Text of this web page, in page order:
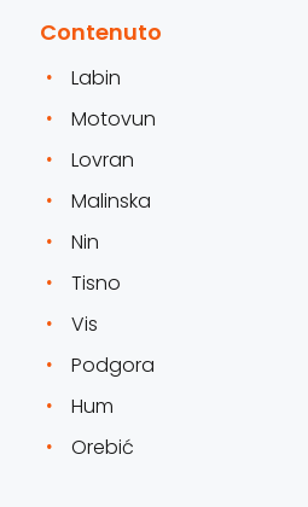
Contenuto
Labin
Motovun
Lovran
Malinska
Nin
Tisno
Vis
Podgora
Hum
Orebić